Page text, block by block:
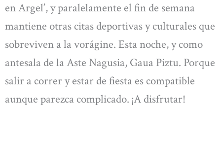
en Argel’, y paralelamente el fin de semana
mantiene otras citas deportivas y culturales que
sobreviven a la vorágine. Esta noche, y como
antesala de la Aste Nagusia, Gaua Piztu. Porque
salir a correr y estar de fiesta es compatible
aunque parezca complicado. ¡A disfrutar!